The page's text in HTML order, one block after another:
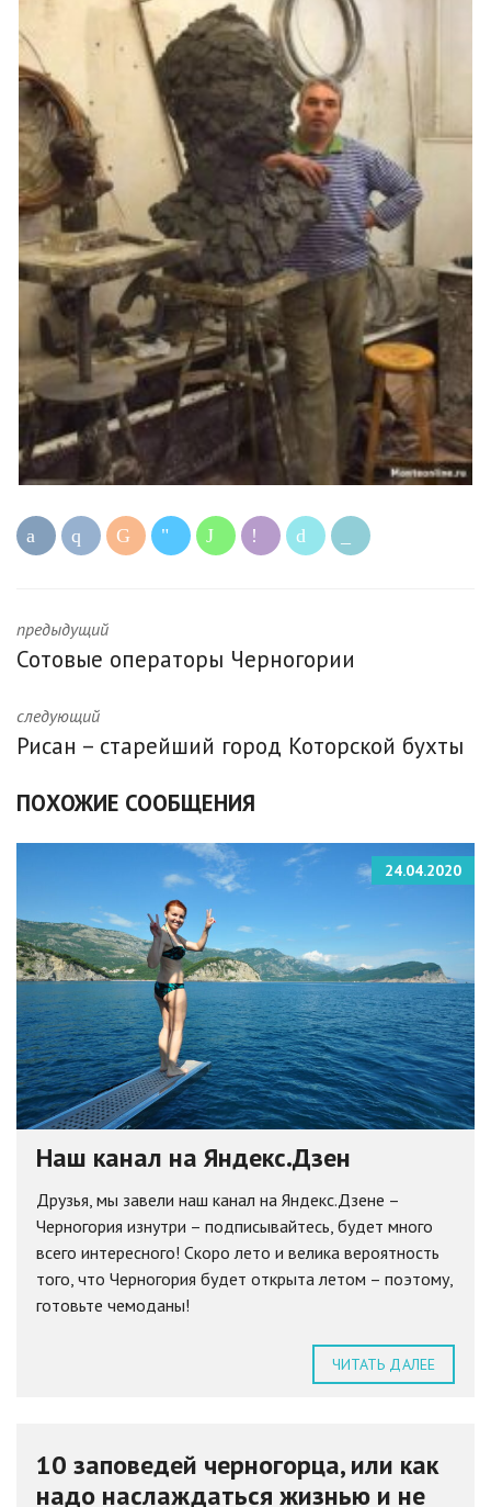
предыдущий
Сотовые операторы Черногории
следующий
Рисан – старейший город Которской бухты
ПОХОЖИЕ СООБЩЕНИЯ
24.04.2020
Наш канал на Яндекс.Дзен
Друзья, мы завели наш канал на Яндекс.Дзене –
Черногория изнутри – подписывайтесь, будет много
всего интересного! Скоро лето и велика вероятность
того, что Черногория будет открыта летом – поэтому,
готовьте чемоданы!
ЧИТАТЬ ДАЛЕЕ
10 заповедей черногорца, или как
надо наслаждаться жизнью и не